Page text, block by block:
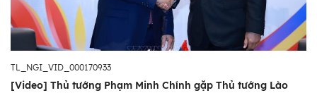
TL_NGI_VID_000170933
[Video] Thủ tướng Phạm Minh Chính gặp Thủ tướng Lào